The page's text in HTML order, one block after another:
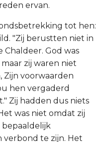
ervan.
tot hen:
"Zij berustten niet in
Chaldeer. God was
zij waren niet
Zijn voorwaarden
hen vergaderd
Zij hadden dus niets
was niet omdat zij
bepaaldelijk
verbond te zijn. Het